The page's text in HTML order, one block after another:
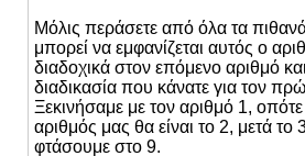
Μόλις περάσετε από όλα τα
μπορεί να εμφανίζεται αυτός ο
διαδοχικά στον επόμενο αριθμό
διαδικασία που κάνατε για τον
Ξεκινήσαμε με τον αριθμό 1,
αριθμός μας θα είναι το 2, μετά το
φτάσουμε στο 9.